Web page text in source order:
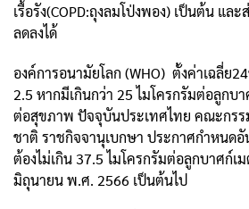
เรื้อรัง(COPD:ถุงลมโป่งพอง) เป็นต้น แล
ลดลงได้
องค์การอนามัยโลก (WHO) ตั้งค่าเฉลี่ย
2.5 หากมีเกินกว่า 25 ไมโครกรัมต่อลูกบ
ต่อสุขภาพ ปัจจุบันประเทศไทย คณะกรร
ชาติ ราชกิจจานุเบกษา ประกาศกำหนด
ต้องไม่เกิน 37.5 ไมโครกรัมต่อลูกบาศก์เ
มิถุนายน พ.ศ. 2566 เป็นต้นไป